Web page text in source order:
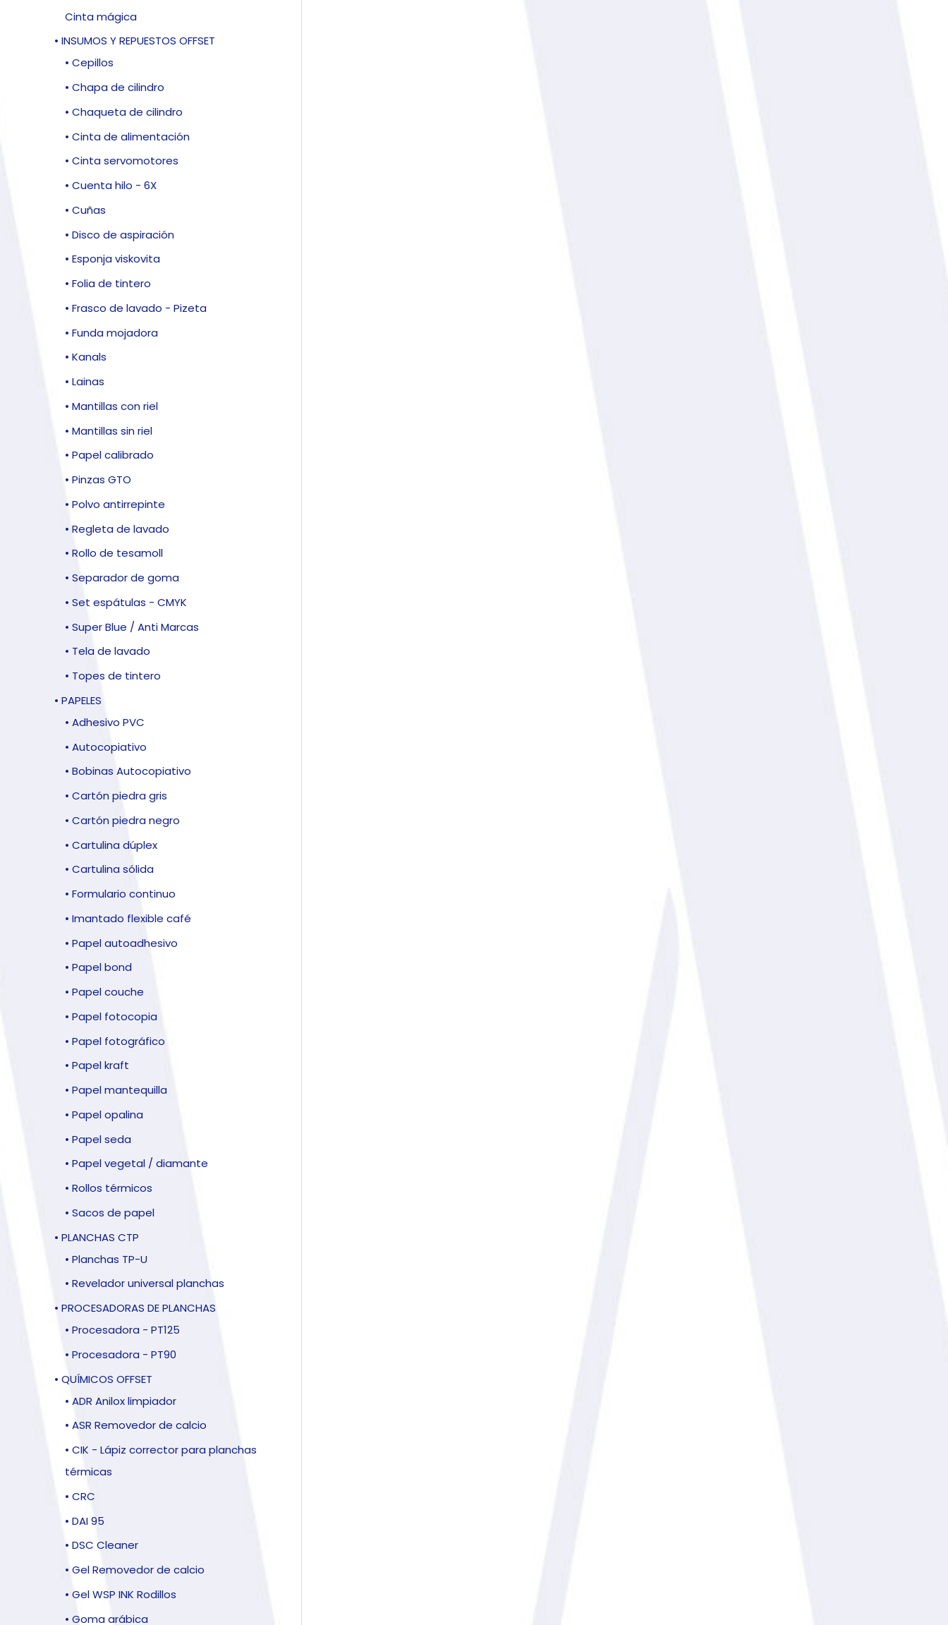
Cinta mágica
• INSUMOS Y REPUESTOS OFFSET
• Cepillos
• Chapa de cilindro
• Chaqueta de cilindro
• Cinta de alimentación
• Cinta servomotores
• Cuenta hilo - 6X
• Cuñas
• Disco de aspiración
• Esponja viskovita
• Folia de tintero
• Frasco de lavado - Pizeta
• Funda mojadora
• Kanals
• Lainas
• Mantillas con riel
• Mantillas sin riel
• Papel calibrado
• Pinzas GTO
• Polvo antirrepinte
• Regleta de lavado
• Rollo de tesamoll
• Separador de goma
• Set espátulas - CMYK
• Super Blue / Anti Marcas
• Tela de lavado
• Topes de tintero
• PAPELES
• Adhesivo PVC
• Autocopiativo
• Bobinas Autocopiativo
• Cartón piedra gris
• Cartón piedra negro
• Cartulina dúplex
• Cartulina sólida
• Formulario continuo
• Imantado flexible café
• Papel autoadhesivo
• Papel bond
• Papel couche
• Papel fotocopia
• Papel fotográfico
• Papel kraft
• Papel mantequilla
• Papel opalina
• Papel seda
• Papel vegetal / diamante
• Rollos térmicos
• Sacos de papel
• PLANCHAS CTP
• Planchas TP-U
• Revelador universal planchas
• PROCESADORAS DE PLANCHAS
• Procesadora - PT125
• Procesadora - PT90
• QUÍMICOS OFFSET
• ADR Anilox limpiador
• ASR Removedor de calcio
• CIK - Lápiz corrector para planchas
térmicas
• CRC
• DAI 95
• DSC Cleaner
• Gel Removedor de calcio
• Gel WSP INK Rodillos
• Goma arábica